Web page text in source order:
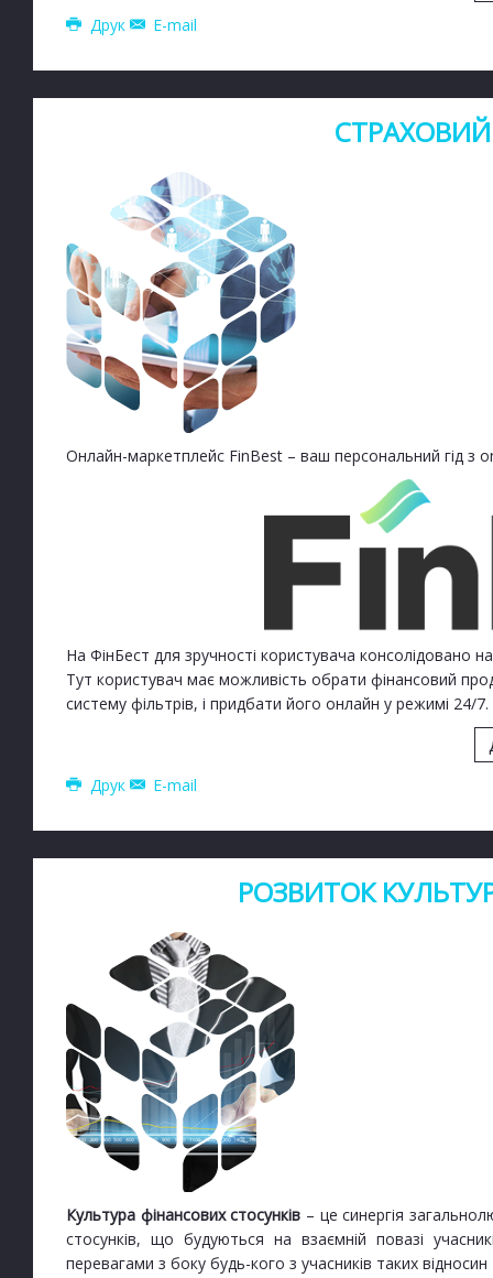
Друк E-mail
СТРАХОВИЙ
Онлайн-маркетплейс FinBest – ваш персональний гід з
На ФінБест для зручності користувача консолідовано
Тут користувач має можливість обрати фінансовий
систему фільтрів, і придбати його онлайн у режимі 24/7.
Друк E-mail
РОЗВИТОК
Культура фінансових стосунків – це синергія
стосунків, що будуються на взаємній повазі
перевагами з боку будь-кого з учасників таких